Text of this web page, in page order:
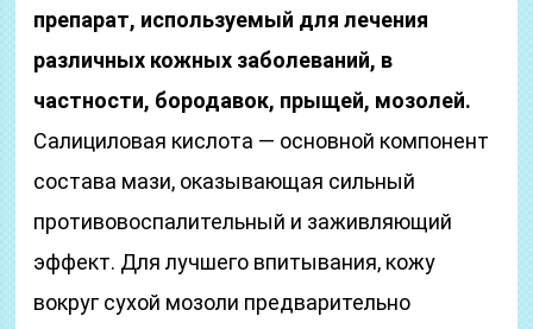
препарат, используемый для лечения
различных кожных заболеваний, в
частности, бородавок, прыщей, мозолей.
Салициловая кислота — основной компонент
состава мази, оказывающая сильный
противовоспалительный и заживляющий
эффект. Для лучшего впитывания, кожу
вокруг сухой мозоли предварительно